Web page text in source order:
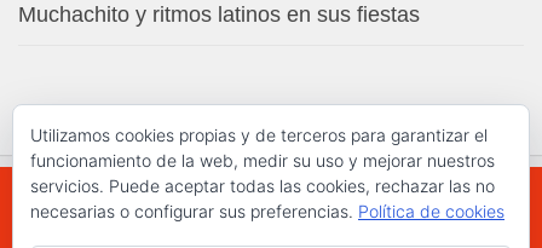
Muchachito y ritmos latinos en sus fiestas
WWW.ELCHAPLON.COM © 2026. Todos los
Utilizamos cookies propias y de terceros para garantizar el
funcionamiento de la web, medir su uso y mejorar nuestros
servicios. Puede aceptar todas las cookies, rechazar las no
necesarias o configurar sus preferencias. Política de cookies